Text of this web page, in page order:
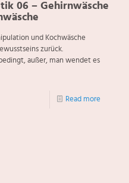
06 – Gehirnwäsche
und Kochwäsche
zurück.
außer, man wendet es
Read more